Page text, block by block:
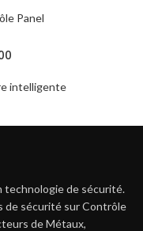
Panel
intelligente
technologie de sécurité.
de sécurité sur Contrôle
de Métaux,